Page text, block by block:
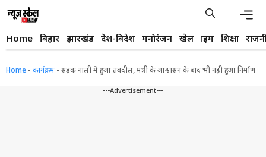
content
Home बिहार झारखंड देश-विदेश मनोरंजन खेल क्राइम शिक्षा
Home - कार्यक्रम - सड़क नाली में हुआ तबदील, मंत्री के आश्वासन के बाद भी नही हुआ निर्माण
---Advertisement---